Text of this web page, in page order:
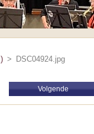
> DSC04924.jpg
Volgende